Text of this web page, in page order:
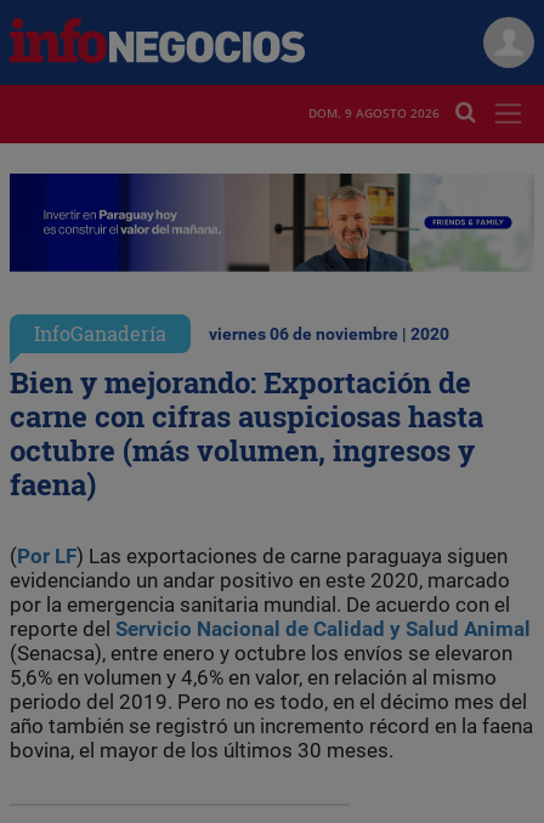
DOM. 9 AGOSTO 2026
InfoGanadería viernes 06 de noviembre | 2020
Bien y mejorando: Exportación de
carne con cifras auspiciosas hasta
octubre (más volumen, ingresos y
faena)
(Por LF) Las exportaciones de carne paraguaya siguen
evidenciando un andar positivo en este 2020, marcado
por la emergencia sanitaria mundial. De acuerdo con el
reporte del Servicio Nacional de Calidad y Salud Animal
(Senacsa), entre enero y octubre los envíos se elevaron
5,6% en volumen y 4,6% en valor, en relación al mismo
periodo del 2019. Pero no es todo, en el décimo mes del
año también se registró un incremento récord en la faena
bovina, el mayor de los últimos 30 meses.